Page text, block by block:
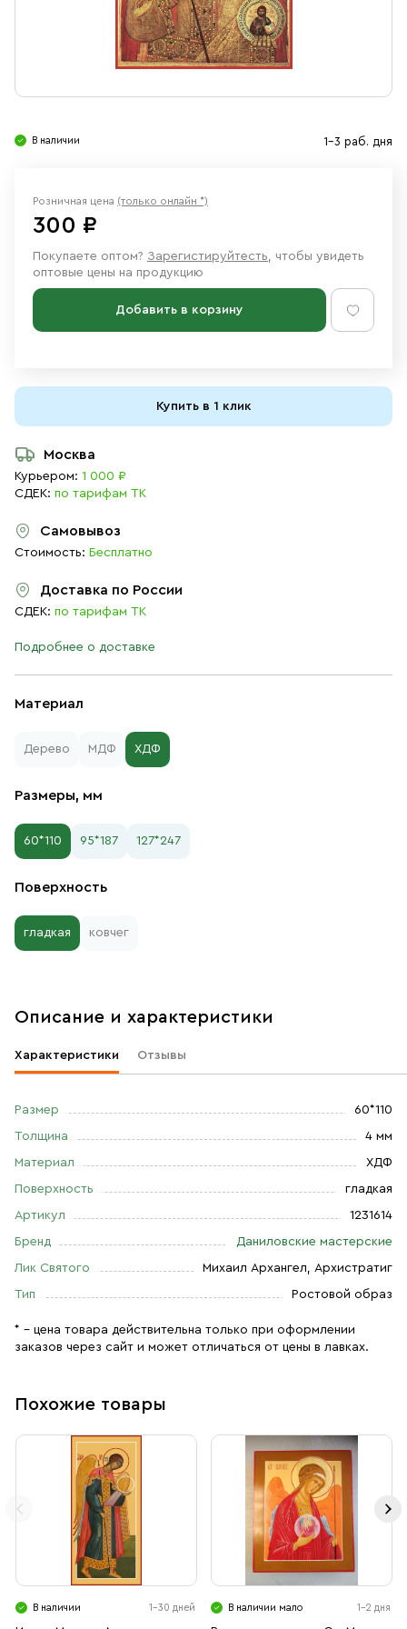
Ювелирные изделия
В наличии 1-3 раб. дня
Материал
Дерево МДФ ХДФ
Размеры, мм
60*110 95*187 127*247
Поверхность
гладкая ковчег
Розничная цена (только онлайн *)
300 ₽
Покупаете оптом? Зарегистируйтесть, чтобы увидеть
оптовые цены на продукцию
Добавить в корзину
Купить в 1 клик
Москва
Курьером: 1 000 ₽
СДЕК: по тарифам ТК
Самовывоз
Стоимость: Бесплатно
Доставка по России
СДЕК: по тарифам ТК
Подробнее о доставке
Описание и характеристики
Характеристики Отзывы
Размер 60*110
Толщина 4 мм
Материал ХДФ
Поверхность гладкая
Артикул 1231614
Бренд Даниловские мастерские
Лик Святого Михаил Архангел, Архистратиг
Тип Ростовой образ
* – цена товара действительна только при оформлении
заказов через сайт и может отличаться от цены в лавках.
Похожие товары
В наличии 1-30 дней В наличии мало 1-2 дня